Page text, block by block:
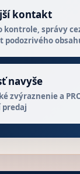
kontakt
kontrole, správy
podozrivého
navyše
zvýraznenie a